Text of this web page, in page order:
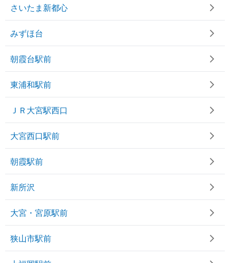
さいたま新都心
みずほ台
朝霞台駅前
東浦和駅前
ＪＲ大宮駅西口
大宮西口駅前
朝霞駅前
新所沢
大宮・宮原駅前
狭山市駅前